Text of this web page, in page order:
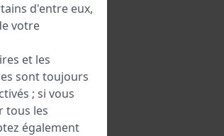
d'entre eux,
votre
et les
sont toujours
; si vous
tous les
également